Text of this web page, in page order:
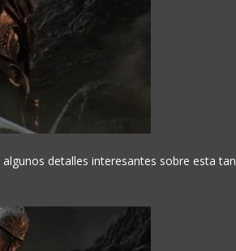
detalles interesantes sobre esta tan